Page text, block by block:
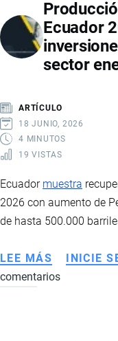
EN
2025:
ACUERDOS
Y
ECONÓMICO
Ecuador
sector
ARTÍCULO
18 JUNIO, 2026
4 MINUTOS
19 VISTAS
Ecuador muestra
2026 con aumento de
de hasta 500.000
LEE MÁS SOBRE
INICIE
comentarios